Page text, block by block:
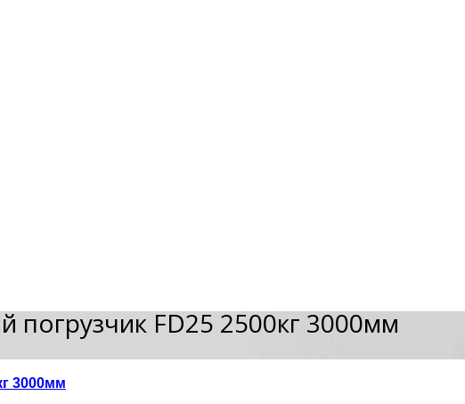
погрузчик FD25 2500кг 3000мм
3000мм